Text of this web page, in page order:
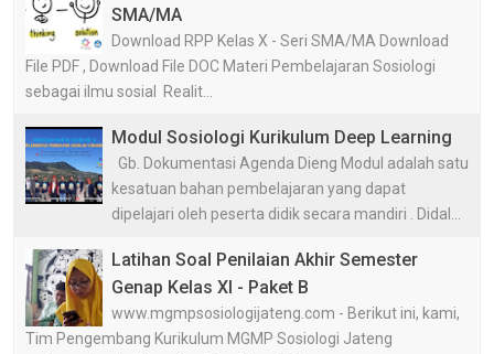
SMA/MA
Download RPP Kelas X - Seri SMA/MA Download
File PDF , Download File DOC Materi Pembelajaran Sosiologi
sebagai ilmu sosial Realit...
Modul Sosiologi Kurikulum Deep Learning
Gb. Dokumentasi Agenda Dieng Modul adalah satu
kesatuan bahan pembelajaran yang dapat
dipelajari oleh peserta didik secara mandiri . Didal...
Latihan Soal Penilaian Akhir Semester
Genap Kelas XI - Paket B
www.mgmpsosiologijateng.com - Berikut ini, kami,
Tim Pengembang Kurikulum MGMP Sosiologi Jateng